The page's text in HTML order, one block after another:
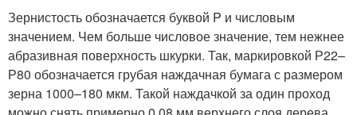
Зернистость обозначается буквой P и числовым
значением. Чем больше числовое значение, тем нежнее
абразивная поверхность шкурки. Так, маркировкой Р22–
Р80 обозначается грубая наждачная бумага с размером
зерна 1000–180 мкм. Такой наждачкой за один проход